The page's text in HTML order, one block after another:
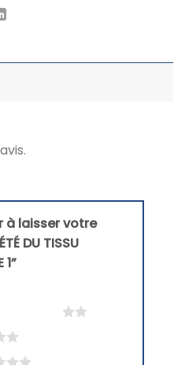
à laisser votre
DU TISSU
1”